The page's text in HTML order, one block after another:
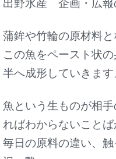
出野水産 企画・広報
蒲鉾や竹輪の原材料と
この魚をペースト状
半へ成形していきます
魚という生ものが相
ればわからないことば
毎日の原料の違い、